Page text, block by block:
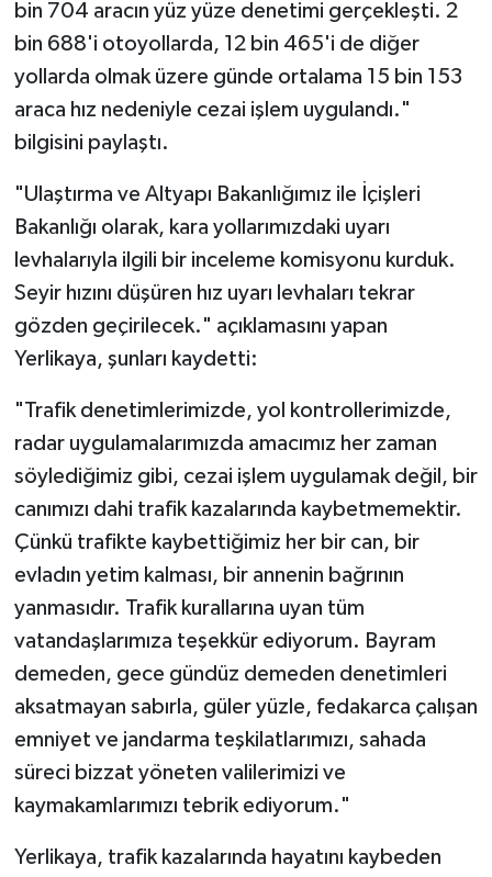
bin 704 aracın yüz yüze denetimi gerçekleşti. 2
bin 688'i otoyollarda, 12 bin 465'i de diğer
yollarda olmak üzere günde ortalama 15 bin 153
araca hız nedeniyle cezai işlem uygulandı."
bilgisini paylaştı.
"Ulaştırma ve Altyapı Bakanlığımız ile İçişleri
Bakanlığı olarak, kara yollarımızdaki uyarı
levhalarıyla ilgili bir inceleme komisyonu kurduk.
Seyir hızını düşüren hız uyarı levhaları tekrar
gözden geçirilecek." açıklamasını yapan
Yerlikaya, şunları kaydetti:
"Trafik denetimlerimizde, yol kontrollerimizde,
radar uygulamalarımızda amacımız her zaman
söylediğimiz gibi, cezai işlem uygulamak değil, bir
canımızı dahi trafik kazalarında kaybetmemektir.
Çünkü trafikte kaybettiğimiz her bir can, bir
evladın yetim kalması, bir annenin bağrının
yanmasıdır. Trafik kurallarına uyan tüm
vatandaşlarımıza teşekkür ediyorum. Bayram
demeden, gece gündüz demeden denetimleri
aksatmayan sabırla, güler yüzle, fedakarca çalışan
emniyet ve jandarma teşkilatlarımızı, sahada
süreci bizzat yöneten valilerimizi ve
kaymakamlarımızı tebrik ediyorum."
Yerlikaya, trafik kazalarında hayatını kaybeden